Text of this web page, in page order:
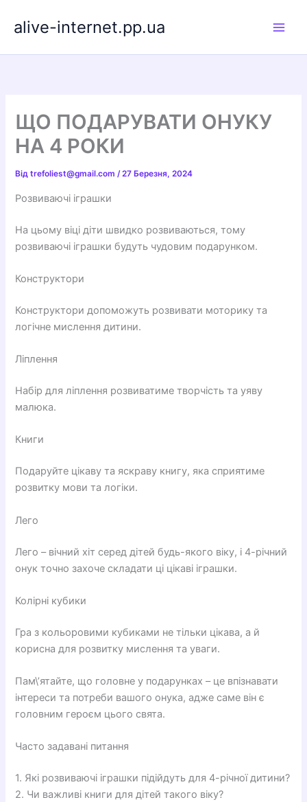
alive-internet.pp.ua
ЩО ПОДАРУВАТИ ОНУКУ
НА 4 РОКИ
Відtrefoliest@gmail.com/27 Березня, 2024
Розвиваючі іграшки
На цьому віці діти швидко розвиваються, тому
розвиваючі іграшки будуть чудовим подарунком.
Конструктори
Конструктори допоможуть розвивати моторику та
логічне мислення дитини.
Ліплення
Набір для ліплення розвиватиме творчість та уяву
малюка.
Книги
Подаруйте цікаву та яскраву книгу, яка сприятиме
розвитку мови та логіки.
Лего
Лего – вічний хіт серед дітей будь-якого віку, і 4-річний
онук точно захоче складати ці цікаві іграшки.
Колірні кубики
Гра з кольоровими кубиками не тільки цікава, а й
корисна для розвитку мислення та уваги.
Пам\’ятайте, що головне у подарунках – це впізнавати
інтереси та потреби вашого онука, адже саме він є
головним героєм цього свята.
Часто задавані питання
1. Які розвиваючі іграшки підійдуть для 4-річної дитини?
2. Чи важливі книги для дітей такого віку?